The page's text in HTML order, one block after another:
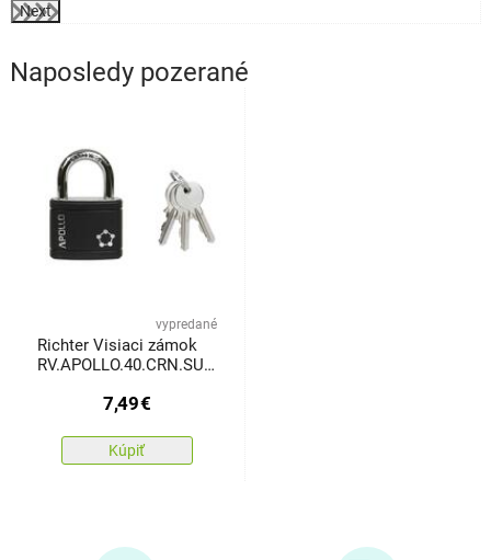
Next
Naposledy pozerané
vypredané
Richter Visiaci zámok
RV.APOLLO.40.CRN.SU1​,
7,49€
Kúpiť